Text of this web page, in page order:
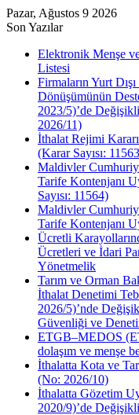
Pazar, Ağustos 9 2026
Son Yazılar
Elektronik Menşe
Listesi
Firmaların Yurt
Dönüşümünün
2023/5)’de
2026/11)
İthalat Rejimi
(Karar Sayısı:
Maldivler
Tarife Kontenjanı
Sayısı: 11564)
Maldivler
Tarife Kontenjanı
Ücretli
Ücretleri ve İdari
Yönetmelik
Tarım ve Orman
İthalat Denetimi
2026/5)’nde
Güvenliği ve
ETGB–MEDOS
dolaşım ve menşe
İthalatta Kota ve
(No: 2026/10)
İthalatta Gözetim
2020/9)’de